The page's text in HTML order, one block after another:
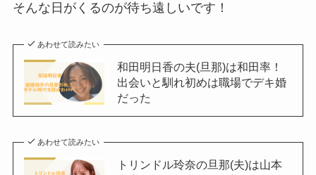
そんな日がくるのが待ち遠しいです！
あわせて読みたい
和田明日香の夫(旦那)は和田率！
出会いと馴れ初めは職場でデキ婚
だった
あわせて読みたい
トリンドル玲奈の旦那(夫)は山本